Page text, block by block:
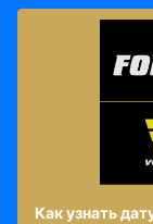
Как узнать